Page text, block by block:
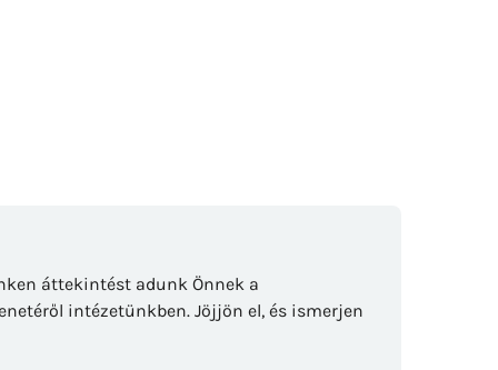
áttekintést adunk Önnek a
intézetünkben. Jöjjön el, és ismerjen